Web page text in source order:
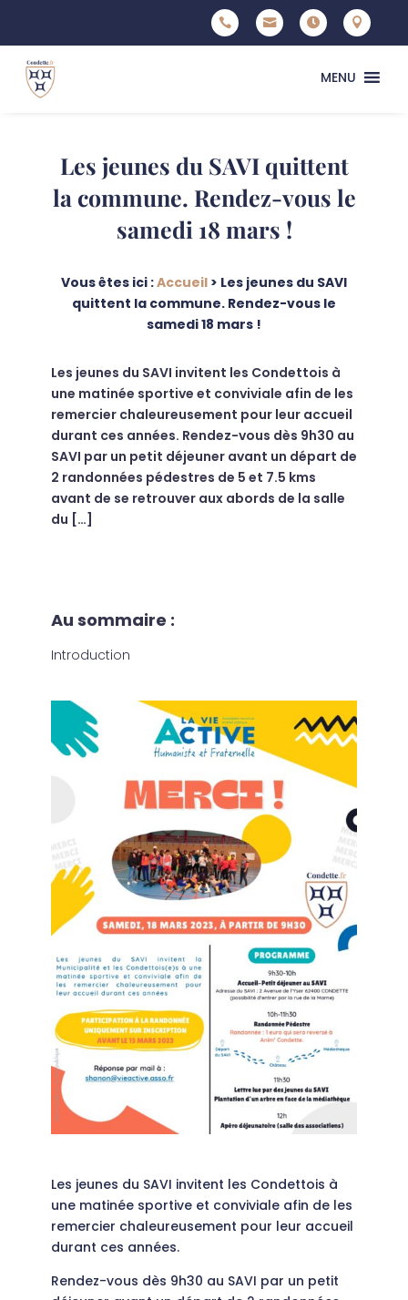




MENU
Les jeunes du SAVI quittent
la commune. Rendez-vous le
samedi 18 mars !
Vous êtes ici :Accueil > Les jeunes du SAVI
quittent la commune. Rendez-vous le
samedi 18 mars !
Les jeunes du SAVI invitent les Condettois à
une matinée sportive et conviviale afin de les
remercier chaleureusement pour leur accueil
durant ces années. Rendez-vous dès 9h30 au
SAVI par un petit déjeuner avant un départ de
2 randonnées pédestres de 5 et 7.5 kms
avant de se retrouver aux abords de la salle
du […]
Au sommaire :
Introduction
Les jeunes du SAVI invitent les Condettois à
une matinée sportive et conviviale afin de les
remercier chaleureusement pour leur accueil
durant ces années.
Rendez-vous dès 9h30 au SAVI par un petit